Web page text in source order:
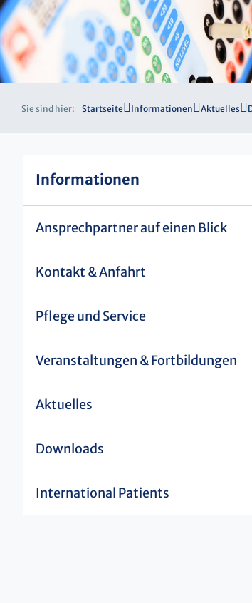
Sie sind hier: Startseite Informationen Aktuelles
Informationen
Ansprechpartner auf einen Blick
Kontakt & Anfahrt
Pflege und Service
Veranstaltungen & Fortbildungen
Aktuelles
Downloads
International Patients